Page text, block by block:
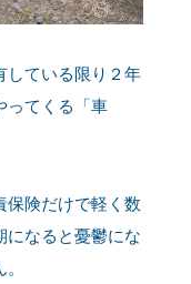
している限り２年
ってくる「車
保険だけで軽く数
になると憂鬱にな